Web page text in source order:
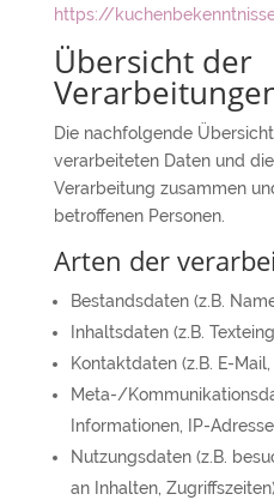
https://
Übersicht der
Die nachfolgende
verarbeiteten Daten und
Verarbeitung zusammen
betroffenen Personen.
Arten der
Bestandsdaten (z.B.
Inhaltsdaten (z.B.
Kontaktdaten (z.B. E-
Meta-/
Informationen, IP-
Nutzungsdaten (z.B.
an Inhalten,